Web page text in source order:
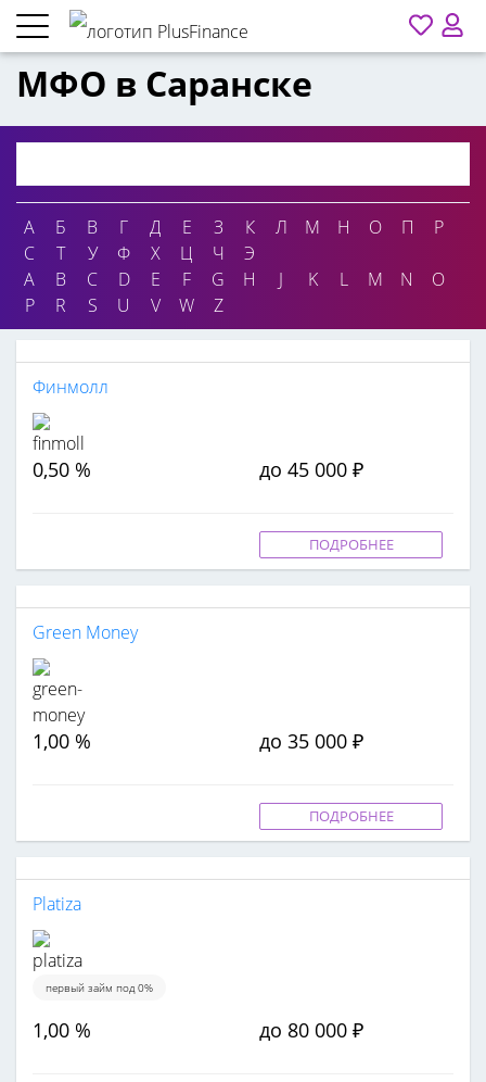
МФО в Саранске
А Б В Г Д Е З К Л М Н О П
Р
С
Т У Ф Х Ц Ч
Э
A
B C D E F G H J K L M N
O
P
R S U V W Z
Финмолл
0,50 % до 45 000 ₽
ПОДРОБНЕЕ
Green Money
1,00 % до 35 000 ₽
ПОДРОБНЕЕ
Platiza
первый займ под 0%
1,00 % до 80 000 ₽